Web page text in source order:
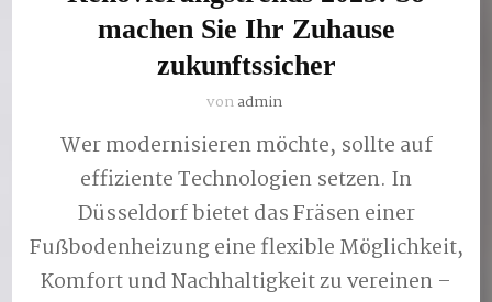
machen Sie Ihr Zuhause
zukunftssicher
vonadmin
Wer modernisieren möchte, sollte auf
effiziente Technologien setzen. In
Düsseldorf bietet das Fräsen einer
Fußbodenheizung eine flexible Möglichkeit,
Komfort und Nachhaltigkeit zu vereinen –